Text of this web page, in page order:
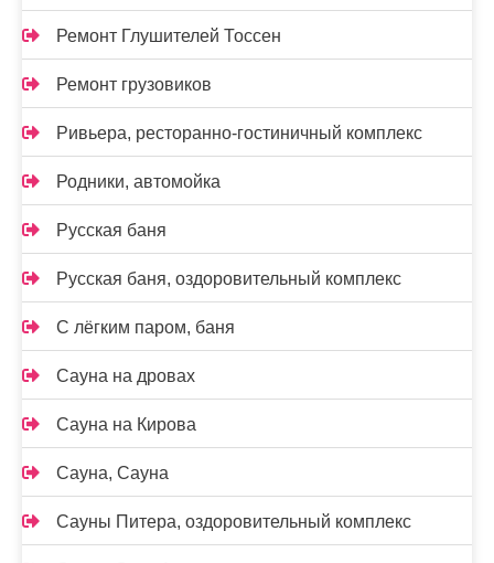
Ремонт Глушителей Тоссен
Ремонт грузовиков
Ривьера, ресторанно-гостиничный комплекс
Родники, автомойка
Русская баня
Русская баня, оздоровительный комплекс
С лёгким паром, баня
Сауна на дровах
Сауна на Кирова
Сауна, Сауна
Сауны Питера, оздоровительный комплекс